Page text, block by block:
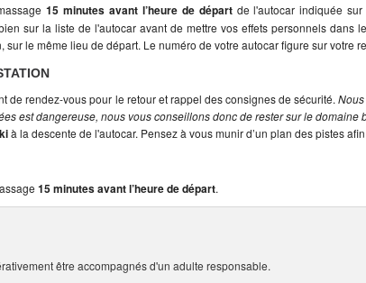
15 minutes avant l’heure de départde l'autocar indiquée sur
sur la liste de l'autocar avant de mettre vos effets personnels dans
sur le même lieu de départ. Le numéro de votre autocar figure sur votre
de rendez-vous pour le retour et rappel des consignes de sécurité.
est dangereuse, nous vous conseillons donc de rester sur le domaine
à la descente de l'autocar. Pensez à vous munir d’un plan des pistes
15 minutes avant l’heure de départ.
être accompagnés d'un adulte responsable.